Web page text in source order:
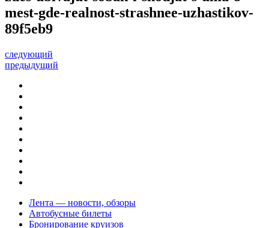
mest-gde-realnost-strashnee-uzhastikov-
89f5eb9
следующий
предыдущий
Лента — новости, обзоры
Автобусные билеты
Бронирование круизов